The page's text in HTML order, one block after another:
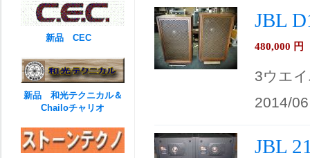
JBL
480,000 円
3ウエ
2014/06
JBL
新品 CEC
新品 和光テクニカル＆
Chailoチャリオ